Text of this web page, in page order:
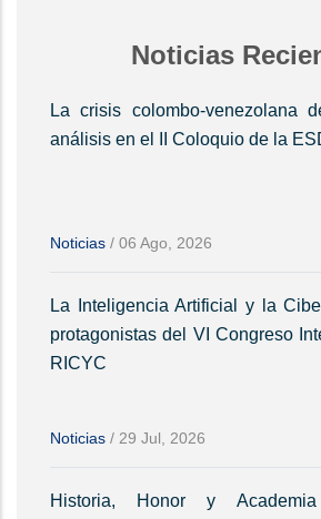
Noticias
La crisis colombo-venezolana
análisis en el II Coloquio de la
Noticias / 06 Ago, 2026
La Inteligencia Artificial y la
protagonistas del VI Congreso
RICYC
Noticias / 29 Jul, 2026
Historia, Honor y